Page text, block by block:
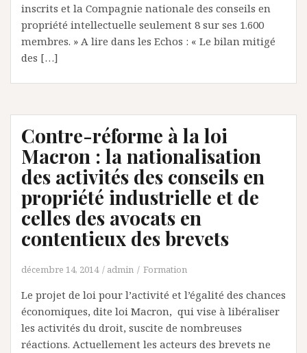
inscrits et la Compagnie nationale des conseils en
propriété intellectuelle seulement 8 sur ses 1.600
membres. » A lire dans les Echos : « Le bilan mitigé
des […]
Contre-réforme à la loi
Macron : la nationalisation
des activités des conseils en
propriété industrielle et de
celles des avocats en
contentieux des brevets
décembre 14, 2014 admin Formation
Le projet de loi pour l’activité et l’égalité des chances
économiques, dite loi Macron, qui vise à libéraliser
les activités du droit, suscite de nombreuses
réactions. Actuellement les acteurs des brevets ne